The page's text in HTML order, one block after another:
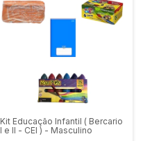
Kit Educação Infantil ( Bercario
l e ll - CEI ) - Masculino